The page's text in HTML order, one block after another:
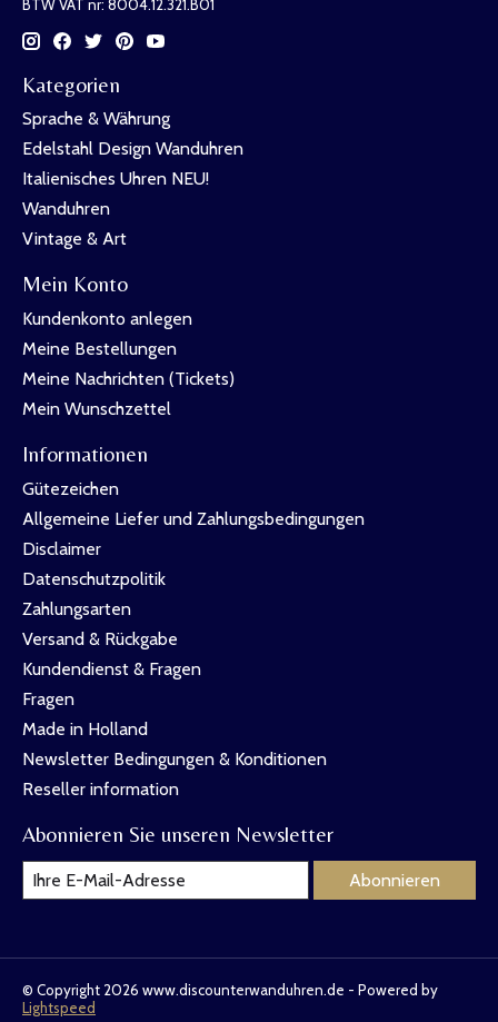
BTW VAT nr: 8004.12.321.B01
Kategorien
Sprache & Währung
Edelstahl Design Wanduhren
Italienisches Uhren NEU!
Wanduhren
Vintage & Art
Mein Konto
Kundenkonto anlegen
Meine Bestellungen
Meine Nachrichten (Tickets)
Mein Wunschzettel
Informationen
Gütezeichen
Allgemeine Liefer und Zahlungsbedingungen
Disclaimer
Datenschutzpolitik
Zahlungsarten
Versand & Rückgabe
Kundendienst & Fragen
Fragen
Made in Holland
Newsletter Bedingungen & Konditionen
Reseller information
Abonnieren Sie unseren Newsletter
Abonnieren
© Copyright 2026 www.discounterwanduhren.de - Powered by
Lightspeed